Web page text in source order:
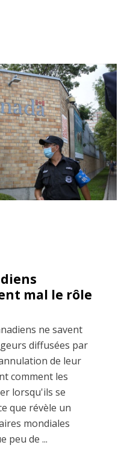
mal le rôle
ne savent
diffusées par
de leur
comment les
lorsqu'ils se
que révèle un
mondiales
peu de ...